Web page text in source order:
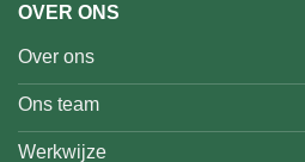
OVER ONS
Over ons
Ons team
Werkwijze